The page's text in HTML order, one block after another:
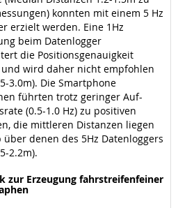
konnten mit einem 5 Hz
erzielt werden. Eine 1Hz
beim Datenlogger
die Positionsgenauigkeit
wird daher nicht empfohlen
3.0m). Die Smartphone
führten trotz geringer Auf-
(0.5-1.0 Hz) zu positiven
die mittleren Distanzen liegen
denen des 5Hz Datenloggers
2.2m).
zur Erzeugung fahrstreifenfeiner